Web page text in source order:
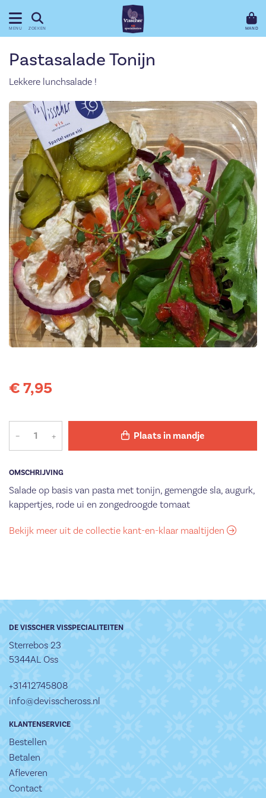
MENU ZOEKEN MAND
OMSCHRIJVING
Salade op basis van pasta met tonijn, gemengde sla, augurk,
kappertjes, rode ui en zongedroogde tomaat
Pastasalade Tonijn
Lekkere lunchsalade !
€ 7,95
– + Plaats in mandje
Bekijk meer uit de collectie kant-en-klaar maaltijden
DE VISSCHER VISSPECIALITEITEN
Sterrebos 23
5344AL Oss
+31412745808
info@devisscheross.nl
KLANTENSERVICE
Bestellen
Betalen
Afleveren
Contact